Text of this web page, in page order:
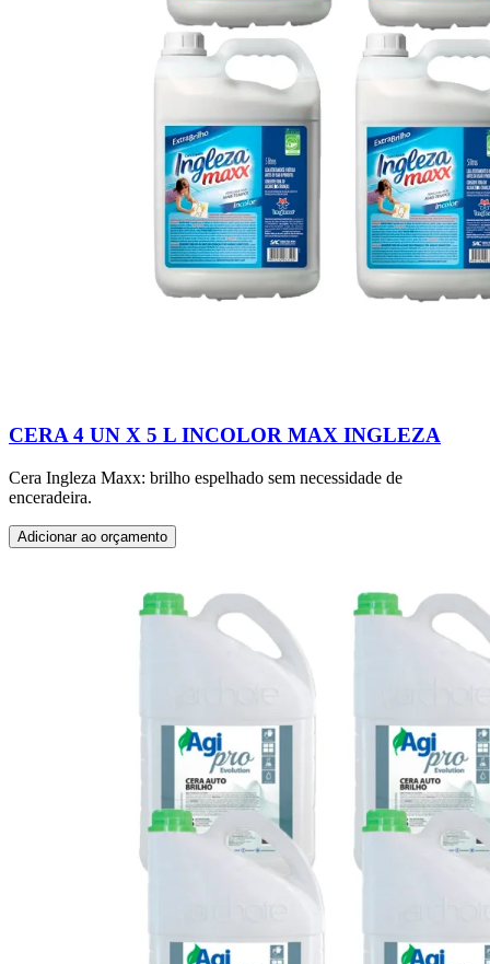
CERA 4 UN X 5 L INCOLOR MAX INGLEZA
Cera Ingleza Maxx: brilho espelhado sem necessidade de
enceradeira.
Adicionar ao orçamento